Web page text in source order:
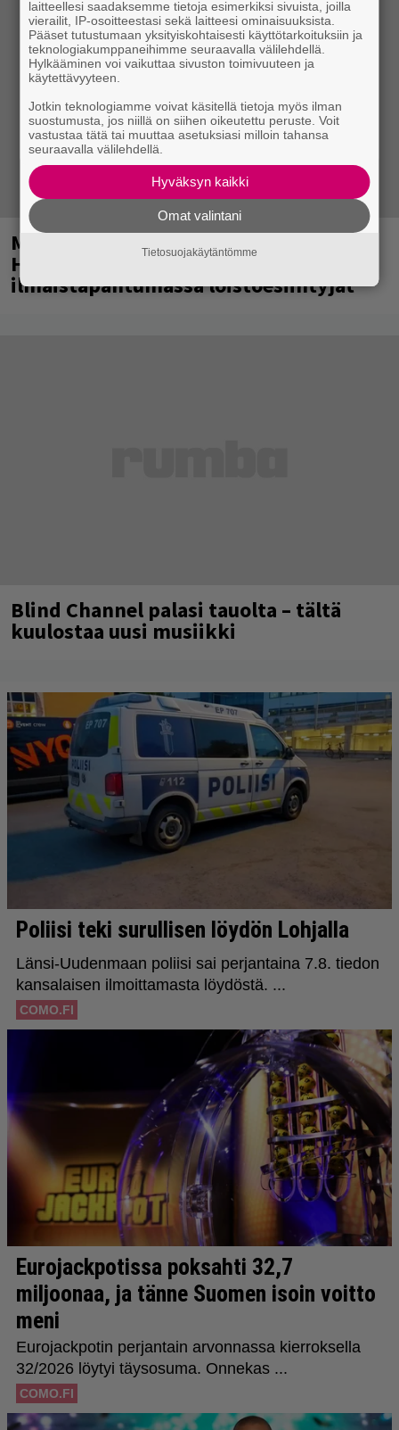
Mainio ohjelmatoimisto juhlii
Helsingissä 10-vuotista taivaltaan –
ilmaistapahtumassa loistoesiintyjät
Blind Channel palasi tauolta – tältä
kuulostaa uusi musiikki
laitteellesi saadaksemme tietoja esimerkiksi sivuista, joilla
vierailit, IP-osoitteestasi sekä laitteesi ominaisuuksista.
Pääset tutustumaan yksityiskohtaisesti käyttötarkoituksiin ja
teknologiakumppaneihimme seuraavalla välilehdellä.
Hylkääminen voi vaikuttaa sivuston toimivuuteen ja
käytettävyyteen.
Jotkin teknologiamme voivat käsitellä tietoja myös ilman
suostumusta, jos niillä on siihen oikeutettu peruste. Voit
vastustaa tätä tai muuttaa asetuksiasi milloin tahansa
seuraavalla välilehdellä.
Hyväksyn kaikki
Omat valintani
Tietosuojakäytäntömme